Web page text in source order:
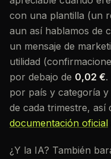
con una plantilla (un
aun así hablamos de
un mensaje de
utilidad
por debajo de 0,02 €.
por país y categoría
de cada trimestre, así
documentación oficial
¿Y la IA? También